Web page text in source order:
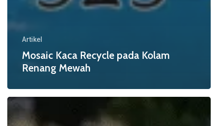
Artikel
Mosaic Kaca Recycle pada Kolam
Renang Mewah
Kualitas
Material